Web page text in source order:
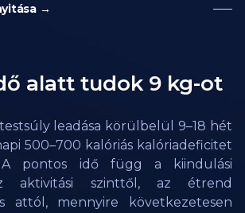
→
alatt tudok 9 kg-ot
leadása körülbelül 9–18 hét
500–700 kalóriás kalóriadeficitet
pontos idő függ a kiindulási
aktivitási szinttől, az étrend
attól, mennyire következetesen